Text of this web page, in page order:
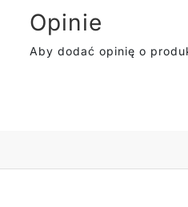
Opinie
Aby dodać opinię o